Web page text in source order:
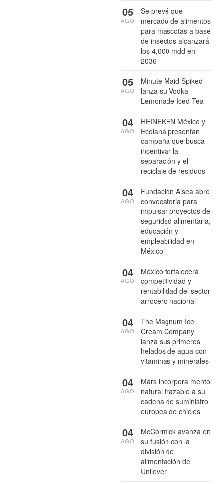
Se prevé que
mercado de alimentos
para mascotas a base
de insectos alcanzará
los 4,000 mdd en
2036
05
AGO
Minute Maid Spiked
lanza su Vodka
Lemonade Iced Tea
05
AGO
HEINEKEN México y
Ecolana presentan
campaña que busca
incentivar la
separación y el
reciclaje de residuos
04
AGO
Fundación Alsea abre
convocatoria para
impulsar proyectos de
seguridad alimentaria,
educación y
empleabilidad en
México
04
AGO
México fortalecerá
competitividad y
rentabilidad del sector
arrocero nacional
04
AGO
The Magnum Ice
Cream Company
lanza sus primeros
helados de agua con
vitaminas y minerales
04
AGO
Mars incorpora mentol
natural trazable a su
cadena de suministro
europea de chicles
04
AGO
McCormick avanza en
su fusión con la
división de
alimentación de
Unilever
04
AGO